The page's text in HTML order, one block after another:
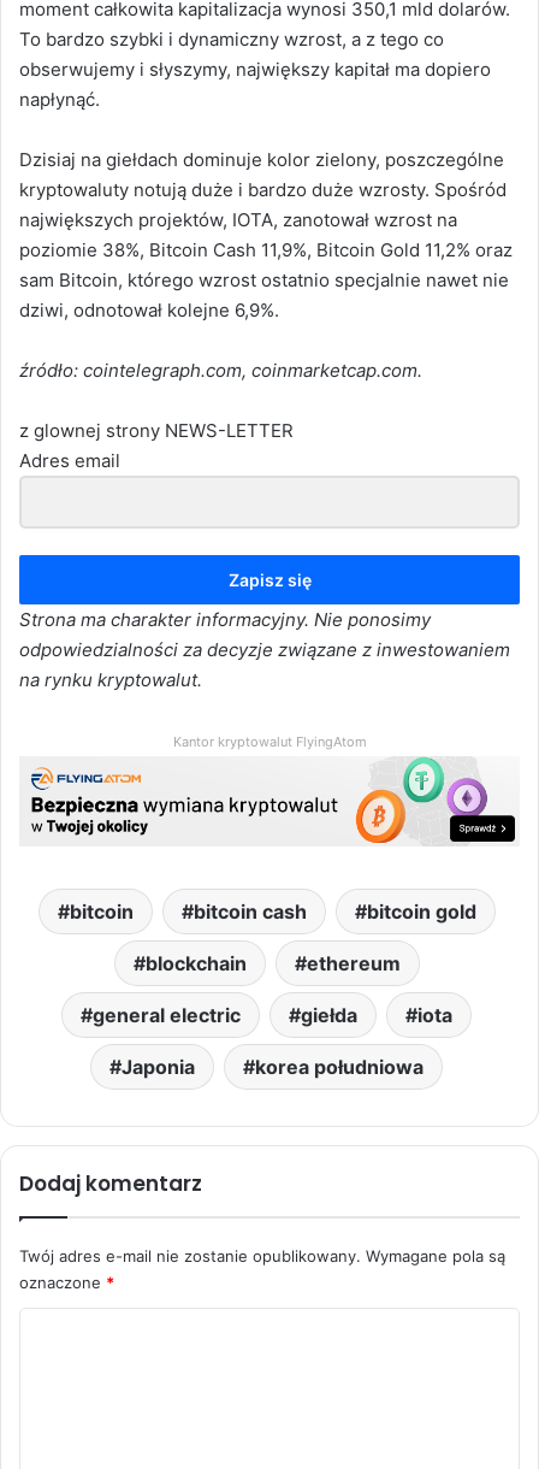
moment całkowita kapitalizacja wynosi 350,1 mld dolarów.
To bardzo szybki i dynamiczny wzrost, a z tego co
obserwujemy i słyszymy, największy kapitał ma dopiero
napłynąć.
Dzisiaj na giełdach dominuje kolor zielony, poszczególne
kryptowaluty notują duże i bardzo duże wzrosty. Spośród
największych projektów, IOTA, zanotował wzrost na
poziomie 38%, Bitcoin Cash 11,9%, Bitcoin Gold 11,2% oraz
sam Bitcoin, którego wzrost ostatnio specjalnie nawet nie
dziwi, odnotował kolejne 6,9%.
źródło: cointelegraph.com, coinmarketcap.com.
z glownej strony NEWS-LETTER
Adres email
Zapisz się
Strona ma charakter informacyjny. Nie ponosimy
odpowiedzialności za decyzje związane z inwestowaniem
na rynku kryptowalut.
Kantor kryptowalut FlyingAtom
bitcoin bitcoin cash bitcoin gold
blockchain ethereum
general electric giełda iota
Japonia korea południowa
Dodaj komentarz
Twój adres e-mail nie zostanie opublikowany. Wymagane pola są
oznaczone *